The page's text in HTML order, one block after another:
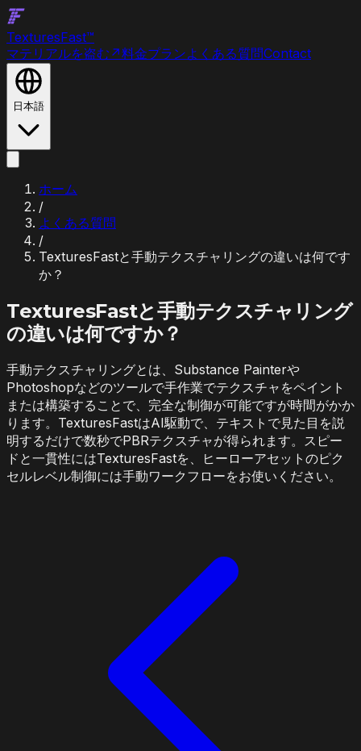
TexturesFast™
マテリアルを盗む ↗料金プランよくある質問Contact
日本語
ホーム
/
よくある質問
/
TexturesFastと手動テクスチャリングの違いは何です
か？
TexturesFastと手動テクスチャリング
の違いは何ですか？
手動テクスチャリングとは、Substance Painterや
Photoshopなどのツールで手作業でテクスチャをペイント
または構築することで、完全な制御が可能ですが時間がかか
ります。TexturesFastはAI駆動で、テキストで見た目を説
明するだけで数秒でPBRテクスチャが得られます。スピー
ドと一貫性にはTexturesFastを、ヒーローアセットのピク
セルレベル制御には手動ワークフローをお使いください。